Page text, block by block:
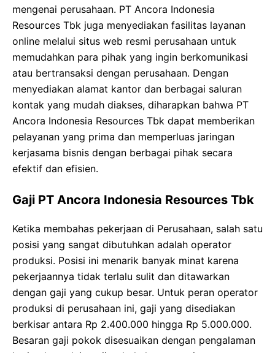
mengenai perusahaan. PT Ancora Indonesia
Resources Tbk juga menyediakan fasilitas layanan
online melalui situs web resmi perusahaan untuk
memudahkan para pihak yang ingin berkomunikasi
atau bertransaksi dengan perusahaan. Dengan
menyediakan alamat kantor dan berbagai saluran
kontak yang mudah diakses, diharapkan bahwa PT
Ancora Indonesia Resources Tbk dapat memberikan
pelayanan yang prima dan memperluas jaringan
kerjasama bisnis dengan berbagai pihak secara
efektif dan efisien.
Gaji PT Ancora Indonesia Resources Tbk
Ketika membahas pekerjaan di Perusahaan, salah satu
posisi yang sangat dibutuhkan adalah operator
produksi. Posisi ini menarik banyak minat karena
pekerjaannya tidak terlalu sulit dan ditawarkan
dengan gaji yang cukup besar. Untuk peran operator
produksi di perusahaan ini, gaji yang disediakan
berkisar antara Rp 2.400.000 hingga Rp 5.000.000.
Besaran gaji pokok disesuaikan dengan pengalaman